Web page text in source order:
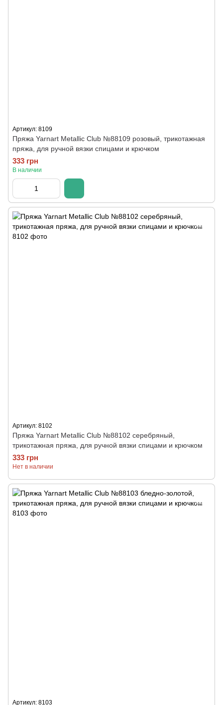
Артикул: 8109
Пряжа Yarnart Metallic Club №88109 розовый, трикотажная
пряжа, для ручной вязки спицами и крючком
333 грн
В наличии
Артикул: 8102
Пряжа Yarnart Metallic Club №88102 серебряный,
трикотажная пряжа, для ручной вязки спицами и крючком
333 грн
Нет в наличии
Артикул: 8103